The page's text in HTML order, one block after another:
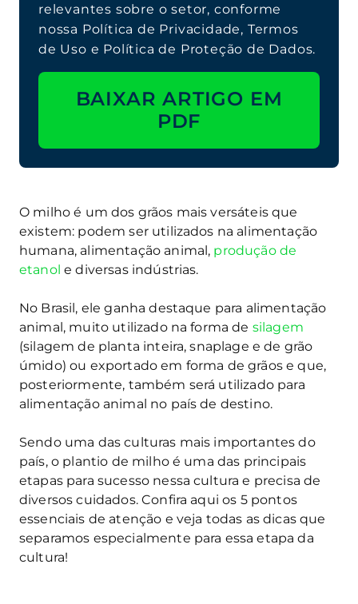
relevantes sobre o setor, conforme
nossa Política de Privacidade, Termos
de Uso e Política de Proteção de Dados.
BAIXAR ARTIGO EM
PDF
O milho é um dos grãos mais versáteis que
existem: podem ser utilizados na alimentação
humana, alimentação animal, produção de
etanol e diversas indústrias.
No Brasil, ele ganha destaque para alimentação
animal, muito utilizado na forma de silagem
(silagem de planta inteira, snaplage e de grão
úmido) ou exportado em forma de grãos e que,
posteriormente, também será utilizado para
alimentação animal no país de destino.
Sendo uma das culturas mais importantes do
país, o plantio de milho é uma das principais
etapas para sucesso nessa cultura e precisa de
diversos cuidados. Confira aqui os 5 pontos
essenciais de atenção e veja todas as dicas que
separamos especialmente para essa etapa da
cultura!